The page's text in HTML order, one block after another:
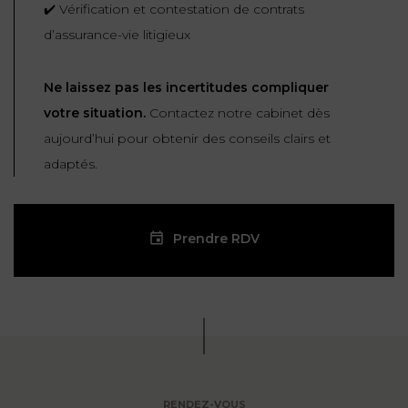
✔️ Vérification et contestation de contrats
d’assurance-vie litigieux
Ne laissez pas les incertitudes compliquer
votre situation. Contactez notre cabinet dès
aujourd’hui pour obtenir des conseils clairs et
adaptés.
Prendre RDV
RENDEZ-VOUS